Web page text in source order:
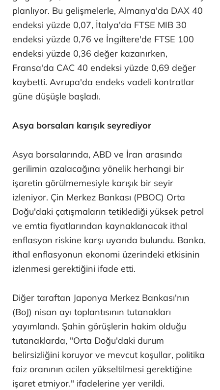
planlıyor. Bu gelişmelerle, Almanya'da DAX 40
endeksi yüzde 0,07, İtalya'da FTSE MIB 30
endeksi yüzde 0,76 ve İngiltere'de FTSE 100
endeksi yüzde 0,36 değer kazanırken,
Fransa'da CAC 40 endeksi yüzde 0,69 değer
kaybetti. Avrupa'da endeks vadeli kontratlar
güne düşüşle başladı.
Asya borsaları karışık seyrediyor
Asya borsalarında, ABD ve İran arasında
gerilimin azalacağına yönelik herhangi bir
işaretin görülmemesiyle karışık bir seyir
izleniyor. Çin Merkez Bankası (PBOC) Orta
Doğu'daki çatışmaların tetiklediği yüksek petrol
ve emtia fiyatlarından kaynaklanacak ithal
enflasyon riskine karşı uyarıda bulundu. Banka,
ithal enflasyonun ekonomi üzerindeki etkisinin
izlenmesi gerektiğini ifade etti.
Diğer taraftan Japonya Merkez Bankası'nın
(BoJ) nisan ayı toplantısının tutanakları
yayımlandı. Şahin görüşlerin hakim olduğu
tutanaklarda, "Orta Doğu'daki durum
belirsizliğini koruyor ve mevcut koşullar, politika
faiz oranının acilen yükseltilmesi gerektiğine
işaret etmiyor." ifadelerine yer verildi.